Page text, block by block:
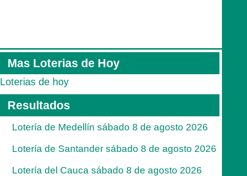
Mas Loterias de Hoy
Loterias de hoy
Resultados
Lotería de Medellín sábado 8 de agosto 2026
Lotería de Santander sábado 8 de agosto 2026
Lotería del Cauca sábado 8 de agosto 2026